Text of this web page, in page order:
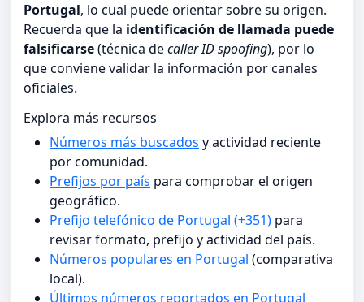
Portugal, lo cual puede orientar sobre su origen.
Recuerda que la identificación de llamada puede
falsificarse(técnica decaller ID spoofing), por lo
que conviene validar la información por canales
oficiales.
Explora más recursos
Números más buscados y actividad reciente
por comunidad.
Prefijos por país para comprobar el origen
geográfico.
Prefijo telefónico de Portugal (+351) para
revisar formato, prefijo y actividad del país.
Números populares en Portugal (comparativa
local).
Últimos números reportados en Portugal